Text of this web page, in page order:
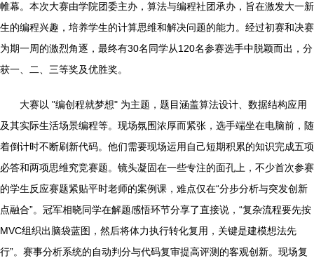
帷幕。本次大赛由学院团委主办，算法与编程社团承办，旨在激发大一新
生的编程兴趣，培养学生的计算思维和解决问题的能力。经过初赛和决赛
为期一周的激烈角逐，最终有30名同学从120名参赛选手中脱颖而出，分
获一、二、三等奖及优胜奖。
大赛以 "编创程就梦想" 为主题，题目涵盖算法设计、数据结构应用
及其实际生活场景编程等。现场氛围浓厚而紧张，选手端坐在电脑前，随
着倒计时不断刷新代码。他们需要现场运用自己短期积累的知识完成五项
必答和两项思维究竞赛题。镜头凝固在一些专注的面孔上，不少首次参赛
的学生反应赛题紧贴平时老师的案例课，难点仅在“分步分析与突发创新
点融合”。冠军相晓同学在解题感悟环节分享了直接说，“复杂流程要先按
MVC组织出脑袋蓝图，然后将体力执行转化复用，关键是建模想法先
行”。赛事分析系统的自动判分与代码复审提高评测的客观创新。现场复